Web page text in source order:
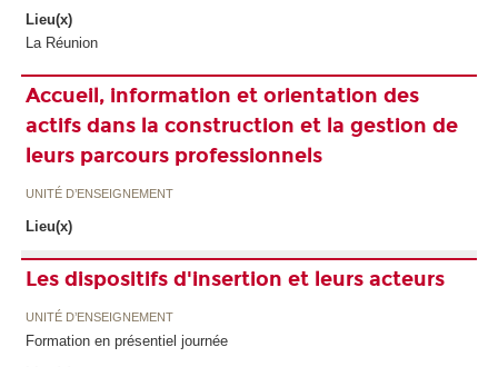
Lieu(x)
La Réunion
Accueil, information et orientation des
actifs dans la construction et la gestion de
leurs parcours professionnels
UNITÉ D’ENSEIGNEMENT
Lieu(x)
Les dispositifs d'insertion et leurs acteurs
UNITÉ D’ENSEIGNEMENT
Formation en présentiel journée